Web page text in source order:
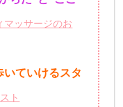
マッサージのお
ていけるスタ
ト